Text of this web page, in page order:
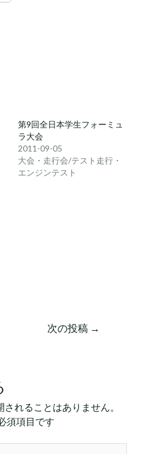
第9回全日本学生フォーミュ
ラ大会
2011-09-05
大会・走行会/テスト走行・
エンジンテスト
次の投稿 →
れることはありません。
須項目です